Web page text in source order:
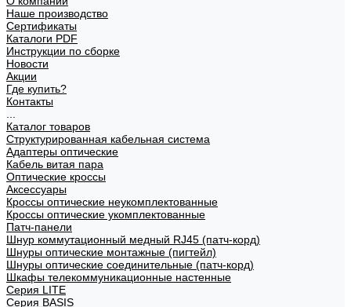
Наше производство
Сертификаты
Каталоги PDF
Инструкции по сборке
Новости
Акции
Где купить?
Контакты
Каталог товаров
Структурированная кабельная система
Адаптеры оптические
Кабель витая пара
Оптические кроссы
Аксессуары
Кроссы оптические неукомплектованные
Кроссы оптические укомплектованные
Патч-панели
Шнур коммутационный медный RJ45 (патч-корд)
Шнуры оптические монтажные (пигтейл)
Шнуры оптические соединительные (патч-корд)
Шкафы телекоммуникационные настенные
Cерия LITE
Cерия BASIS